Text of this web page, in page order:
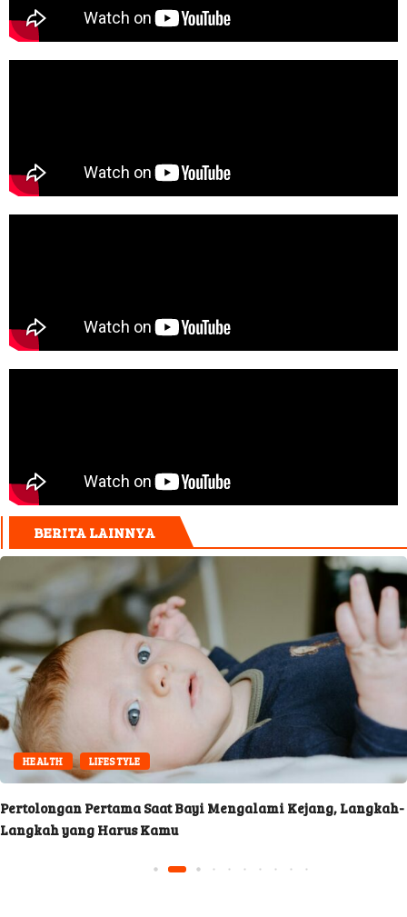
BERITA LAINNYA
HEALTH LIFESTYLE
Pertolongan Pertama Saat Bayi Mengalami Kejang, Langkah-
Langkah yang Harus Kamu